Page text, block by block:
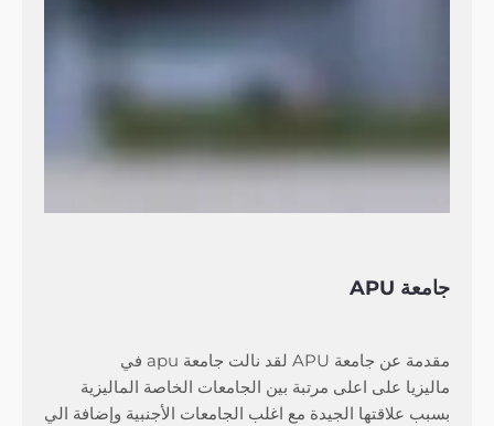
جامعة APU
مقدمة عن جامعة APU لقد نالت جامعة apu في
ماليزيا على اعلى مرتبة بين الجامعات الخاصة الماليزية
بسبب علاقتها الجيدة مع اغلب الجامعات الأجنبية وإضافة الي